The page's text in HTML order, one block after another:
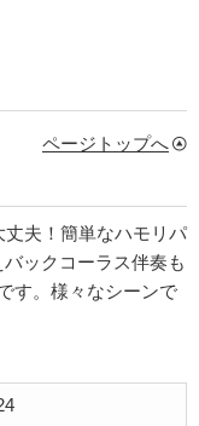
ページトップへ
夫！簡単なハモリパ
ックコーラス伴奏も
す。様々なシーンで